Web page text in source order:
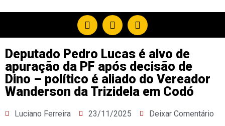
Deputado Pedro Lucas é alvo de
apuração da PF após decisão de
Dino – político é aliado do Vereador
Wanderson da Trizidela em Codó
Luciano Ferreira 23/11/2025 Deixar Comentário